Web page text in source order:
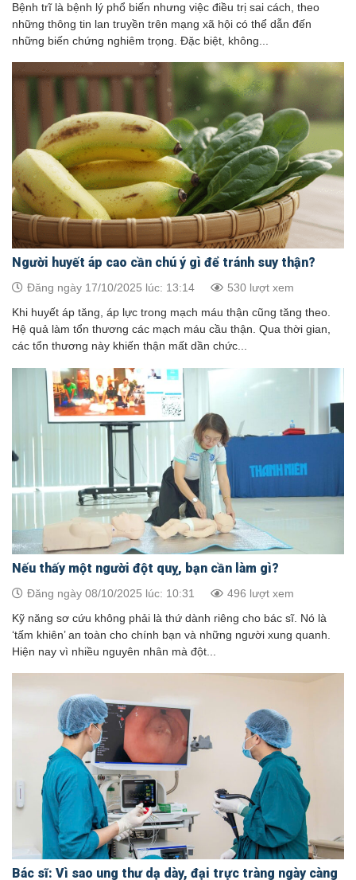
Bệnh trĩ là bệnh lý phổ biến nhưng việc điều trị sai cách, theo
những thông tin lan truyền trên mạng xã hội có thể dẫn đến
những biến chứng nghiêm trọng. Đặc biệt, không...
Người huyết áp cao cần chú ý gì để tránh suy thận?
Đăng ngày 17/10/2025 lúc: 13:14 530 lượt xem
Khi huyết áp tăng, áp lực trong mạch máu thận cũng tăng theo.
Hệ quả làm tổn thương các mạch máu cầu thận. Qua thời gian,
các tổn thương này khiến thận mất dần chức...
Nếu thấy một người đột quỵ, bạn cần làm gì?
Đăng ngày 08/10/2025 lúc: 10:31 496 lượt xem
Kỹ năng sơ cứu không phải là thứ dành riêng cho bác sĩ. Nó là
‘tấm khiên’ an toàn cho chính bạn và những người xung quanh.
Hiện nay vì nhiều nguyên nhân mà đột...
Bác sĩ: Vì sao ung thư dạ dày, đại trực tràng ngày càng